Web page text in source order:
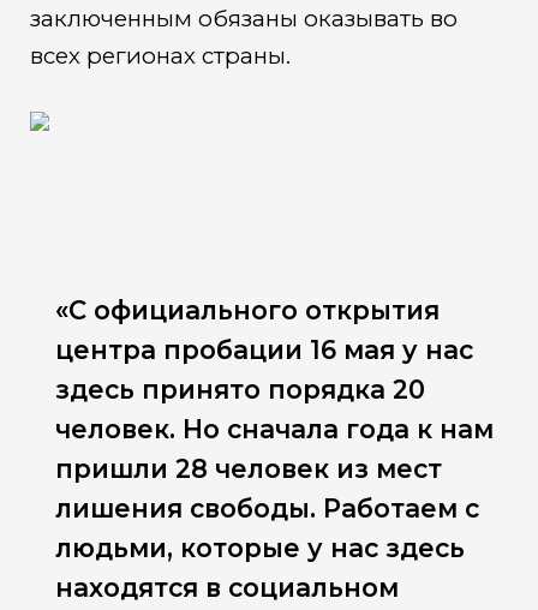
заключенным обязаны оказывать во
всех регионах страны.
«С официального открытия
центра пробации 16 мая у нас
здесь принято порядка 20
человек. Но сначала года к нам
пришли 28 человек из мест
лишения свободы. Работаем с
людьми, которые у нас здесь
находятся в социальном